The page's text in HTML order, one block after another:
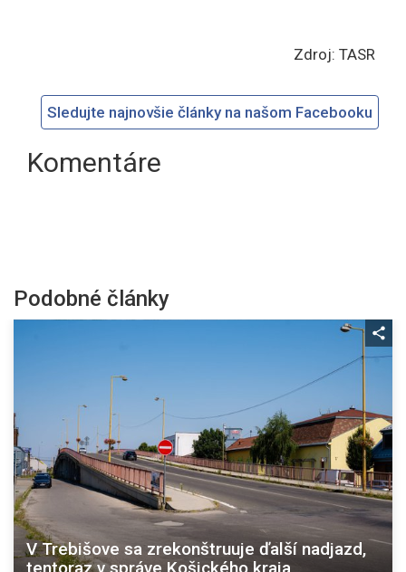
Zdroj: TASR
Sledujte najnovšie články na našom Facebooku
Komentáre
Podobné články
V Trebišove sa zrekonštruuje ďalší nadjazd,